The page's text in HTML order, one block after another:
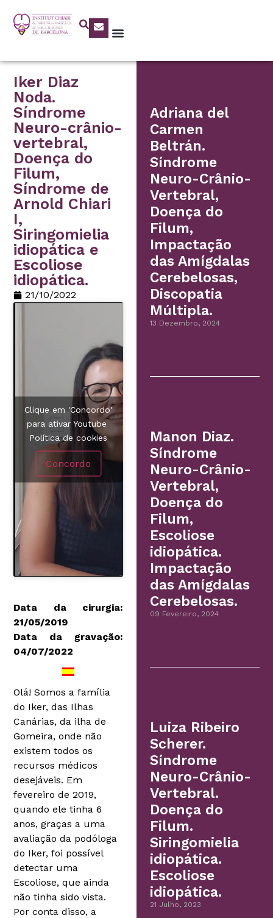
Iker Diaz
Noda.
Síndrome
Neuro-crânio-
vertebral,
Doença do
Filum,
Síndrome de
Arnold Chiari
I,
Siringomielia
idiopática e
Escoliose
idiopática.
21/10/2022
Clique em 'Concordo'
para ativar Youtube
Política de cookies
Concordo
Data da cirurgia:
21/05/2019
Data da gravação:
04/07/2022
Olá! Somos a família
do Iker, das Ilhas
Canárias, da ilha de
Gomeira, onde não
existem todos os
recursos médicos
desejáveis. Em
fevereiro de 2019,
quando ele tinha 6
anos, graças a uma
avaliação da podóloga
do Iker, foi possível
detectar uma
Escoliose, que ainda
não tinha sido vista.
Por conta disso, a
Adriana del
Carmen
Beltrán.
Síndrome
Neuro-Crânio-
Vertebral,
Doença do
Filum,
Impactação
das Amígdalas
Cerebelosas,
Discopatia
Múltipla.
13 Dezembro, 2024
Manon Diaz.
Síndrome
Neuro-Crânio-
Vertebral,
Doença do
Filum,
Escoliose
idiopática.
Impactação
das Amígdalas
Cerebelosas.
09 Fevereiro, 2024
Luiza Ribeiro
Scherer.
Síndrome
Neuro-Crânio-
Vertebral.
Doença do
Filum.
Siringomielia
idiopática.
Escoliose
idiopática.
21 Julho, 2023